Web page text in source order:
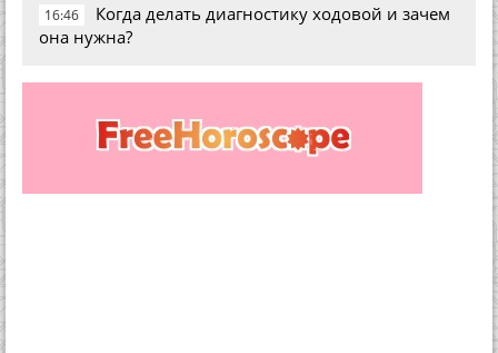
16:46
Когда делать диагностику ходовой и зачем
она нужна?